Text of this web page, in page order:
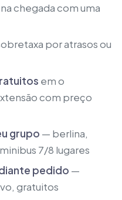
na chegada com uma
por atrasos ou
em o
com preço
grupo — berlina,
7/8 lugares
pedido —
gratuitos